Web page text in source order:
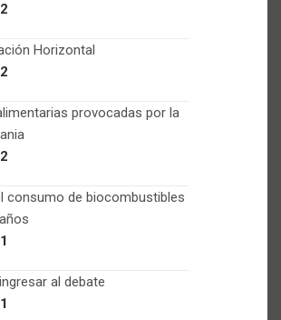
Horizontal
provocadas por la
consumo de biocombustibles
al debate